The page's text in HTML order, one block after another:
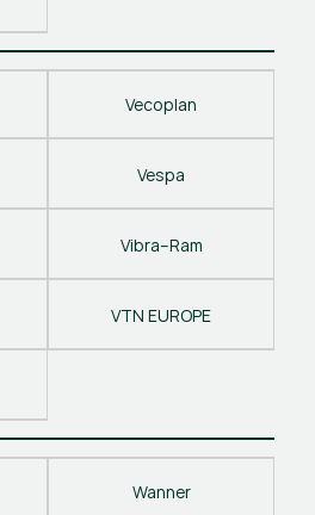
Vecoplan
Vespa
Vibra–Ram
VTN EUROPE
Wanner